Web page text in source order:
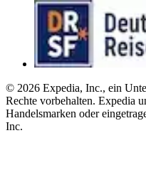
© 2026 Expedia, Inc., ein
Rechte vorbehalten. Expedia
Handelsmarken oder
Inc.